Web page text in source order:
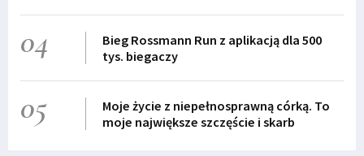
04
Bieg Rossmann Run z aplikacją dla 500
tys. biegaczy
05
Moje życie z niepełnosprawną córką. To
moje największe szczęście i skarb